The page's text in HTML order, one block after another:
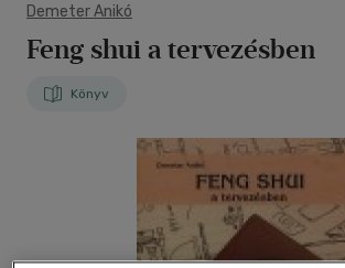
Demeter Anikó
Feng shui a tervezésben
Könyv